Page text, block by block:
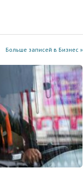
Больше записей в Бизнес »